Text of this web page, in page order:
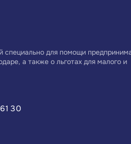
специально для помощи
а также о льготах для малого и
30